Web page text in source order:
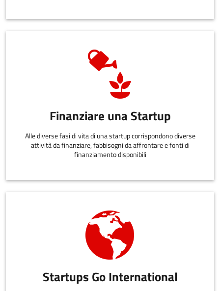
Finanziare una Startup
Alle diverse fasi di vita di una startup corrispondono diverse
attività da finanziare, fabbisogni da affrontare e fonti di
finanziamento disponibili
Startups Go International